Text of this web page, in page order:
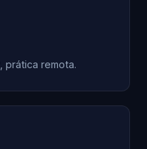
prática remota.